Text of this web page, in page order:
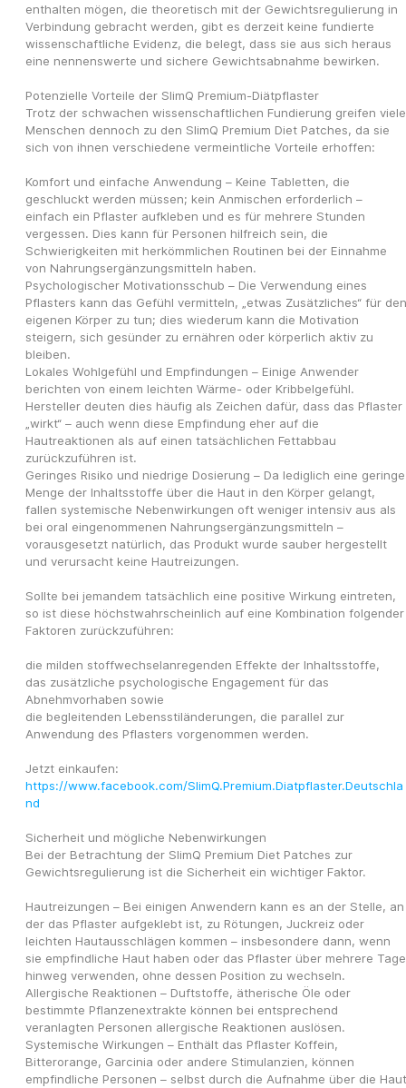
enthalten mögen, die theoretisch mit der Gewichtsregulierung in
Verbindung gebracht werden, gibt es derzeit keine fundierte
wissenschaftliche Evidenz, die belegt, dass sie aus sich heraus
eine nennenswerte und sichere Gewichtsabnahme bewirken.
Potenzielle Vorteile der SlimQ Premium-Diätpflaster
Trotz der schwachen wissenschaftlichen Fundierung greifen viele
Menschen dennoch zu den SlimQ Premium Diet Patches, da sie
sich von ihnen verschiedene vermeintliche Vorteile erhoffen:
Komfort und einfache Anwendung – Keine Tabletten, die
geschluckt werden müssen; kein Anmischen erforderlich –
einfach ein Pflaster aufkleben und es für mehrere Stunden
vergessen. Dies kann für Personen hilfreich sein, die
Schwierigkeiten mit herkömmlichen Routinen bei der Einnahme
von Nahrungsergänzungsmitteln haben.
Psychologischer Motivationsschub – Die Verwendung eines
Pflasters kann das Gefühl vermitteln, „etwas Zusätzliches“ für den
eigenen Körper zu tun; dies wiederum kann die Motivation
steigern, sich gesünder zu ernähren oder körperlich aktiv zu
bleiben.
Lokales Wohlgefühl und Empfindungen – Einige Anwender
berichten von einem leichten Wärme- oder Kribbelgefühl.
Hersteller deuten dies häufig als Zeichen dafür, dass das Pflaster
„wirkt“ – auch wenn diese Empfindung eher auf die
Hautreaktionen als auf einen tatsächlichen Fettabbau
zurückzuführen ist.
Geringes Risiko und niedrige Dosierung – Da lediglich eine geringe
Menge der Inhaltsstoffe über die Haut in den Körper gelangt,
fallen systemische Nebenwirkungen oft weniger intensiv aus als
bei oral eingenommenen Nahrungsergänzungsmitteln –
vorausgesetzt natürlich, das Produkt wurde sauber hergestellt
und verursacht keine Hautreizungen.
Sollte bei jemandem tatsächlich eine positive Wirkung eintreten,
so ist diese höchstwahrscheinlich auf eine Kombination folgender
Faktoren zurückzuführen:
die milden stoffwechselanregenden Effekte der Inhaltsstoffe,
das zusätzliche psychologische Engagement für das
Abnehmvorhaben sowie
die begleitenden Lebensstiländerungen, die parallel zur
Anwendung des Pflasters vorgenommen werden.
https://www.facebook.com/SlimQ.Premium.Diatpflaster.Deutschla
nd
Sicherheit und mögliche Nebenwirkungen
Bei der Betrachtung der SlimQ Premium Diet Patches zur
Gewichtsregulierung ist die Sicherheit ein wichtiger Faktor.
Hautreizungen – Bei einigen Anwendern kann es an der Stelle, an
der das Pflaster aufgeklebt ist, zu Rötungen, Juckreiz oder
leichten Hautausschlägen kommen – insbesondere dann, wenn
sie empfindliche Haut haben oder das Pflaster über mehrere Tage
hinweg verwenden, ohne dessen Position zu wechseln.
Allergische Reaktionen – Duftstoffe, ätherische Öle oder
bestimmte Pflanzenextrakte können bei entsprechend
veranlagten Personen allergische Reaktionen auslösen.
Systemische Wirkungen – Enthält das Pflaster Koffein,
Bitterorange, Garcinia oder andere Stimulanzien, können
empfindliche Personen – selbst durch die Aufnahme über die Haut